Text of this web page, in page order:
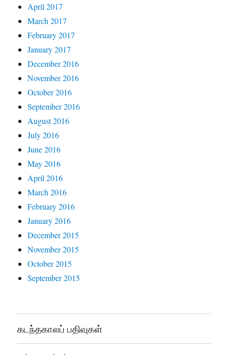
April 2017
March 2017
February 2017
January 2017
December 2016
November 2016
October 2016
September 2016
August 2016
July 2016
June 2016
May 2016
April 2016
March 2016
February 2016
January 2016
December 2015
November 2015
October 2015
September 2015
கடந்தகாலப் பதிவுகள்